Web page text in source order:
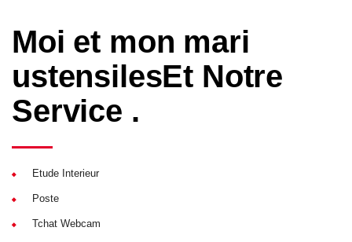
Moi et mon mari
ustensilesEt Notre
Service .
Etude Interieur
Poste
Tchat Webcam